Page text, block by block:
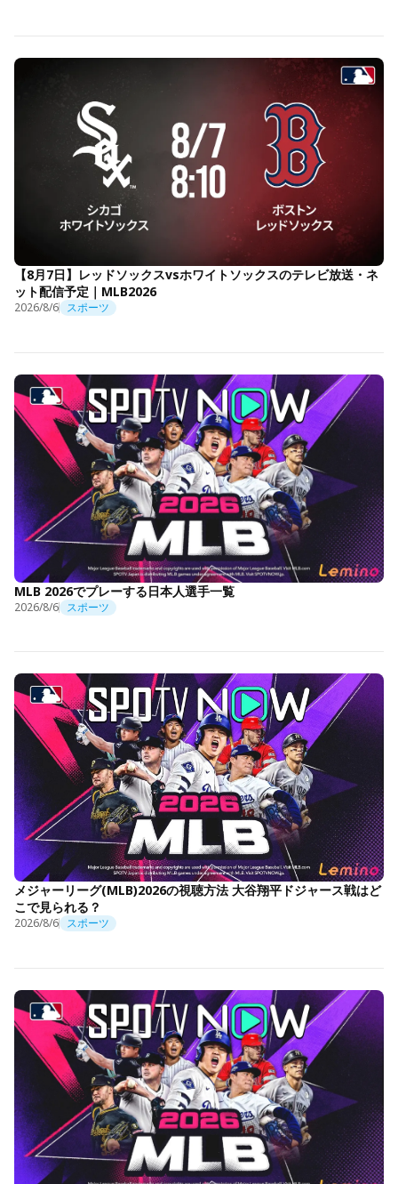
【8月7日】レッドソックスvsホワイトソックスのテレビ放送・ネ
ット配信予定｜MLB2026
2026/8/6 スポーツ
MLB 2026でプレーする日本人選手一覧
2026/8/6 スポーツ
メジャーリーグ(MLB)2026の視聴方法 大谷翔平ドジャース戦はど
こで見られる？
2026/8/6 スポーツ